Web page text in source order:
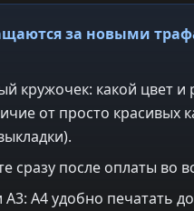
за новыми
кружочек: какой цвет
от просто красивых
сразу после оплаты во
A3: A4 удобно